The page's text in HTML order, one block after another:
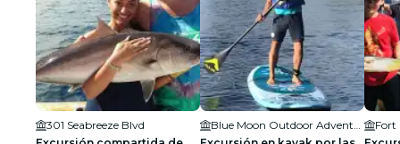
301 Seabreeze Blvd
Fort